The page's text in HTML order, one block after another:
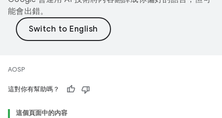
能會出錯。
AOSP
這對你有幫助嗎？
這個頁面中的內容